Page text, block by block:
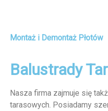
Montaż i Demontaż Płotów
Balustrady
Nasza firma zajmuje się
tarasowych. Posiadamy